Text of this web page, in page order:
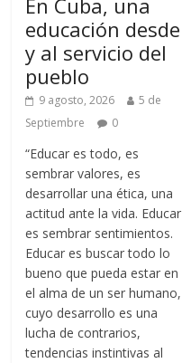
En Cuba, una
educación desde
y al servicio del
pueblo
9 agosto, 2026
5 de
Septiembre
0
“Educar es todo, es
sembrar valores, es
desarrollar una ética, una
actitud ante la vida. Educar
es sembrar sentimientos.
Educar es buscar todo lo
bueno que pueda estar en
el alma de un ser humano,
cuyo desarrollo es una
lucha de contrarios,
tendencias instintivas al